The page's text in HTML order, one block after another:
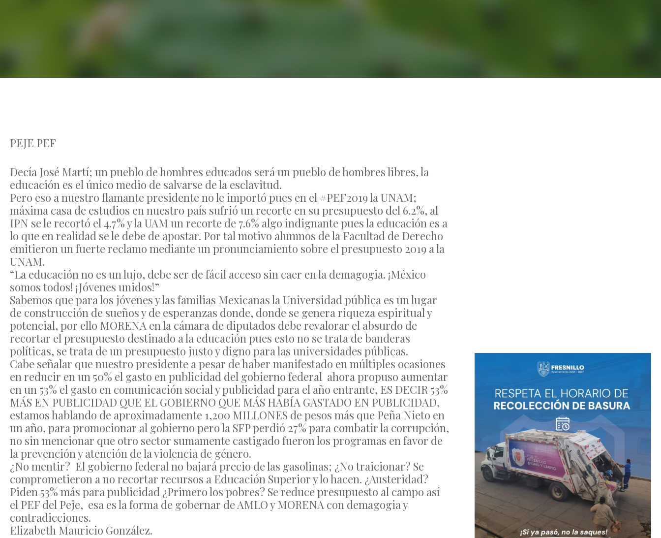
PEJE PEF
Decía José Martí; un pueblo de hombres educados será un pueblo de hombres libres, la
educación es el único medio de salvarse de la esclavitud.
Pero eso a nuestro flamante presidente no le importó pues en el #PEF2019 la UNAM;
máxima casa de estudios en nuestro país sufrió un recorte en su presupuesto del 6.2%, al
IPN se le recortó el 4.7% y la UAM un recorte de 7.6% algo indignante pues la educación es a
lo que en realidad se le debe de apostar. Por tal motivo alumnos de la Facultad de Derecho
emitieron un fuerte reclamo mediante un pronunciamiento sobre el presupuesto 2019 a la
UNAM.
“La educación no es un lujo, debe ser de fácil acceso sin caer en la demagogia. ¡México
somos todos! ¡Jóvenes unidos!”
Sabemos que para los jóvenes y las familias Mexicanas la Universidad pública es un lugar
de construcción de sueños y de esperanzas donde, donde se genera riqueza espiritual y
potencial, por ello MORENA en la cámara de diputados debe revalorar el absurdo de
recortar el presupuesto destinado a la educación pues esto no se trata de banderas
políticas, se trata de un presupuesto justo y digno para las universidades públicas.
Cabe señalar que nuestro presidente a pesar de haber manifestado en múltiples ocasiones
en reducir en un 50% el gasto en publicidad del gobierno federal ahora propuso aumentar
en un 53% el gasto en comunicación social y publicidad para el año entrante, ES DECIR 53%
MÁS EN PUBLICIDAD QUE EL GOBIERNO QUE MÁS HABÍA GASTADO EN PUBLICIDAD,
estamos hablando de aproximadamente 1,200 MILLONES de pesos más que Peña Nieto en
un año, para promocionar al gobierno pero la SFP perdió 27% para combatir la corrupción,
no sin mencionar que otro sector sumamente castigado fueron los programas en favor de
la prevención y atención de la violencia de género.
¿No mentir? El gobierno federal no bajará precio de las gasolinas; ¿No traicionar? Se
comprometieron a no recortar recursos a Educación Superior y lo hacen. ¿Austeridad?
Piden 53% más para publicidad ¿Primero los pobres? Se reduce presupuesto al campo así
el PEF del Peje, esa es la forma de gobernar de AMLO y MORENA con demagogia y
contradicciones.
Elizabeth Mauricio González.